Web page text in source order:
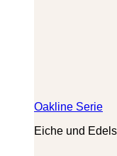
Oakline Serie
Eiche und